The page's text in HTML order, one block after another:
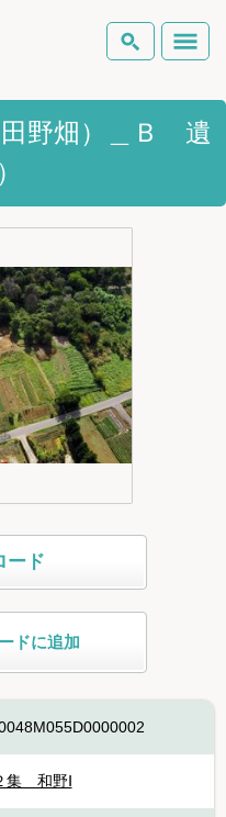
検索
野畑）＿Ｂ 遺
ード
ドに追加
集 和野Ⅰ